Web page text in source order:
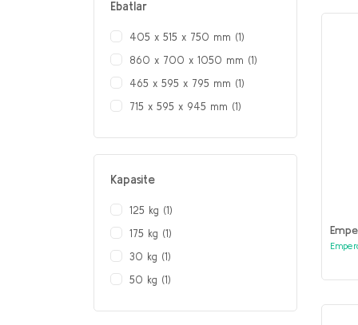
Ebatlar
405 x 515 x 750 mm (1)
860 x 700 x 1050 mm (1)
465 x 595 x 795 mm (1)
715 x 595 x 945 mm (1)
Kapasite
125 kg (1)
175 kg (1)
30 kg (1)
50 kg (1)